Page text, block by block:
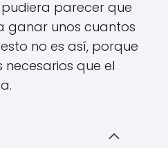
parecer que
ganar unos cuantos
no es así, porque
que el